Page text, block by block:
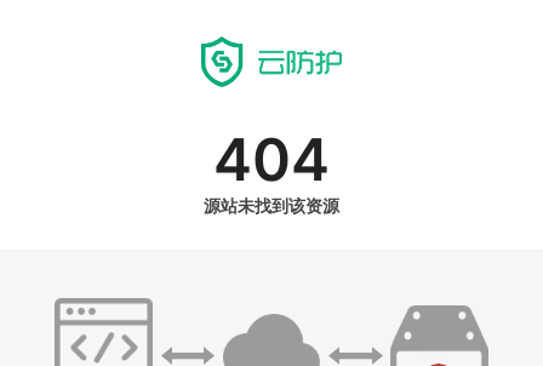
404
源站未找到该资源